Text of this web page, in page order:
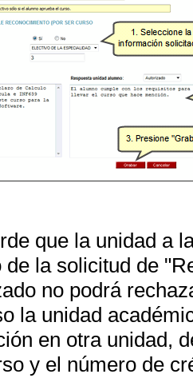
que la unidad a
de la solicitud de
no podrá
la unidad
en otra unidad,
y el número de